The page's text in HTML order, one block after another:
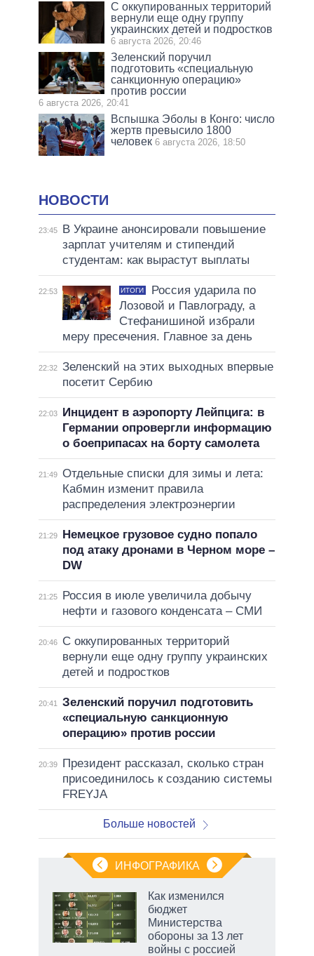
С оккупированных территорий
вернули еще одну группу
украинских детей и подростков
6 августа 2026, 20:46
Зеленский поручил
подготовить «специальную
санкционную операцию»
против россии
6 августа 2026, 20:41
Вспышка Эболы в Конго: число
жертв превысило 1800
человек 6 августа 2026, 18:50
НОВОСТИ
23:45
В Украине анонсировали повышение
зарплат учителям и стипендий
студентам: как вырастут выплаты
22:53 ИТОГИ
Россия ударила по
Лозовой и Павлограду, а
Стефанишиной избрали
меру пресечения. Главное за день
22:32 Зеленский на этих выходных впервые
посетит Сербию
22:03
Инцидент в аэропорту Лейпцига: в
Германии опровергли информацию
о боеприпасах на борту самолета
21:49 Отдельные списки для зимы и лета:
Кабмин изменит правила
распределения электроэнергии
21:29
Немецкое грузовое судно попало
под атаку дронами в Черном море –
DW
21:25
Россия в июле увеличила добычу
нефти и газового конденсата – СМИ
20:46
С оккупированных территорий
вернули еще одну группу украинских
детей и подростков
20:41
Зеленский поручил подготовить
«специальную санкционную
операцию» против россии
20:39
Президент рассказал, сколько стран
присоединилось к созданию системы
FREYJA
Больше новостей
ИНФОГРАФИКА
Как изменился
бюджет
Министерства
обороны за 13 лет
войны с россией